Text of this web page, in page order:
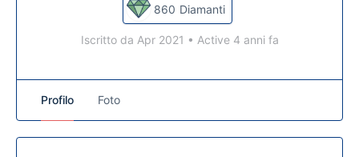
860 Diamanti
Iscritto da Apr 2021 • Active 4 anni fa
Profilo Foto